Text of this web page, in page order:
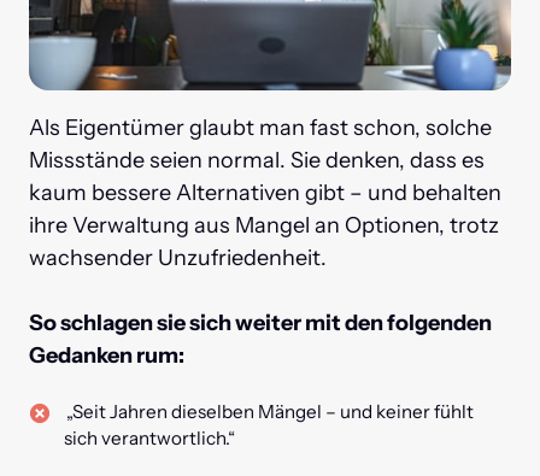
Als Eigentümer glaubt man fast schon, solche
Missstände seien normal. Sie denken, dass es
kaum bessere Alternativen gibt – und behalten
ihre Verwaltung aus Mangel an Optionen, trotz
wachsender Unzufriedenheit.
So schlagen sie sich weiter mit den folgenden
Gedanken rum:
„Seit Jahren dieselben Mängel – und keiner fühlt
sich verantwortlich.“